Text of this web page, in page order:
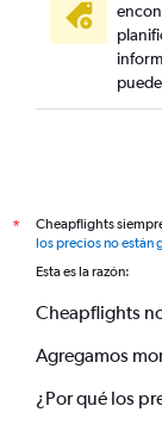
*
Cheapflights
los precios no están
Esta es la razón:
Cheapflights
Agregamos
¿Por qué los